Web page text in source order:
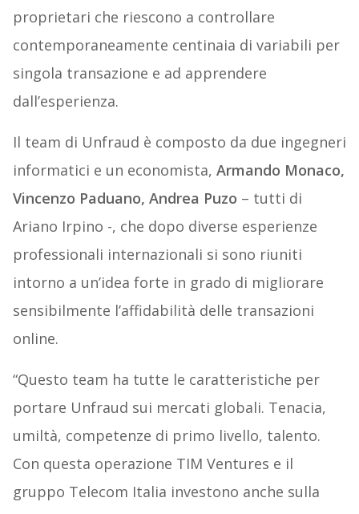
proprietari che riescono a controllare
contemporaneamente centinaia di variabili per
singola transazione e ad apprendere
dall’esperienza.
Il team di Unfraud è composto da due ingegneri
informatici e un economista, Armando Monaco,
Vincenzo Paduano, Andrea Puzo – tutti di
Ariano Irpino -, che dopo diverse esperienze
professionali internazionali si sono riuniti
intorno a un’idea forte in grado di migliorare
sensibilmente l’affidabilità delle transazioni
online.
“Questo team ha tutte le caratteristiche per
portare Unfraud sui mercati globali. Tenacia,
umiltà, competenze di primo livello, talento.
Con questa operazione TIM Ventures e il
gruppo Telecom Italia investono anche sulla